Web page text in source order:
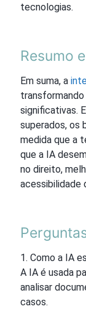
tecnologias.
Resumo
Em suma, a
significativas.
superados, os
medida que a
que a IA
no direito,
acessibilidade
Como a IA
A IA é usada
analisar
casos.